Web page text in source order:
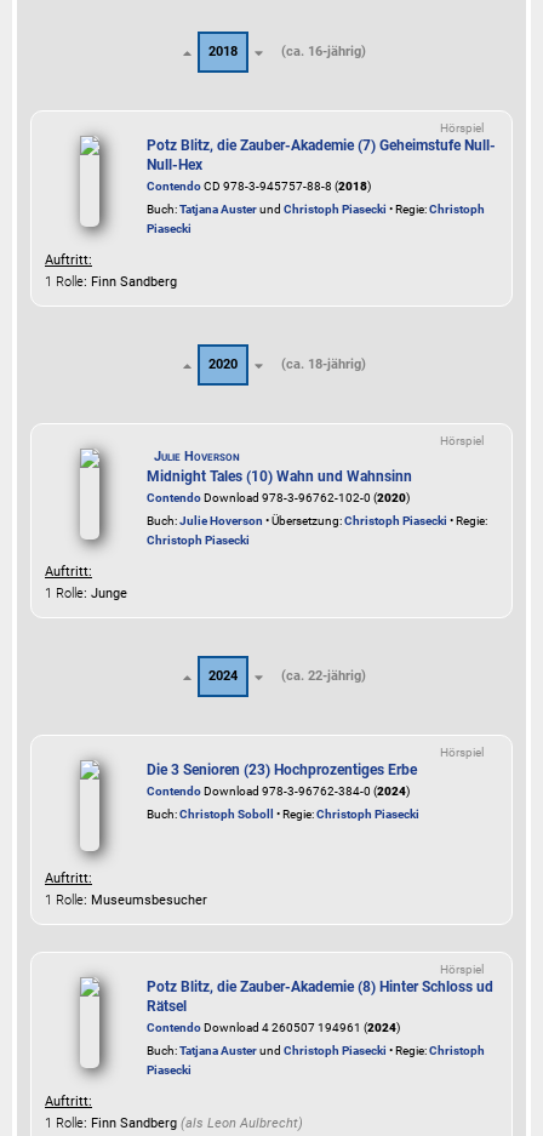
2018 (ca. 16-jährig)
Hörspiel
Potz Blitz, die Zauber-Akademie (7) Geheimstufe Null-
Null-Hex
ContendoCD 978-3-945757-88-8 (2018)
Buch:Tatjana Austerund Christoph Piasecki • Regie:Christoph
Piasecki
Auftritt:
1 Rolle: Finn Sandberg
2020 (ca. 18-jährig)
Hörspiel
Julie Hoverson
Midnight Tales (10) Wahn und Wahnsinn
ContendoDownload 978-3-96762-102-0 (2020)
Buch:Julie Hoverson • Übersetzung:Christoph Piasecki • Regie:
Christoph Piasecki
Auftritt:
1 Rolle: Junge
2024 (ca. 22-jährig)
Hörspiel
Die 3 Senioren (23) Hochprozentiges Erbe
ContendoDownload 978-3-96762-384-0 (2024)
Buch:Christoph Soboll • Regie:Christoph Piasecki
Auftritt:
1 Rolle: Museumsbesucher
Hörspiel
Potz Blitz, die Zauber-Akademie (8) Hinter Schloss ud
Rätsel
ContendoDownload 4 260507 194961 (2024)
Buch:Tatjana Austerund Christoph Piasecki • Regie:Christoph
Piasecki
Auftritt:
1 Rolle: Finn Sandberg (als Leon Aulbrecht)